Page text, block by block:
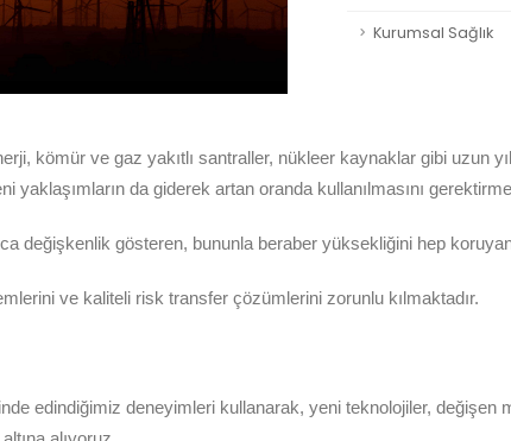
Kurumsal Sağlık
kömür ve gaz yakıtlı santraller, nükleer kaynaklar gibi uzun
da giderek artan oranda kullanılmasını
değişkenlik gösteren, bununla beraber yüksekliğini hep
ve kaliteli risk transfer çözümlerini zorunlu kılmaktadır.
edindiğimiz deneyimleri kullanarak, yeni teknolojiler, değişen